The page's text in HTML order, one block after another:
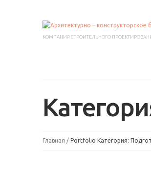
КОМПАНИЯ СТРОИТЕЛЬНОГО
Главная Portfolio Категория: